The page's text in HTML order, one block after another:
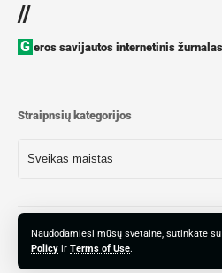
Naudodamiesi mūsų svetaine, sutinkate su
Policy ir Terms of Use.
//
Geros savijautos internetinis žurnalas
Straipnsių kategorijos
© 2023 366 žurnalas. UAB ET Investment.
informaciją ir fotografijas be redakcijos